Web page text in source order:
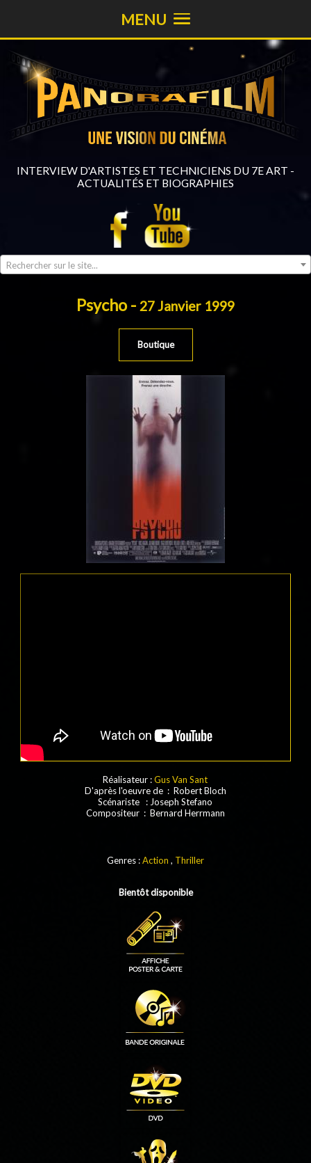
INTERVIEW D'ARTISTES ET TECHNICIENS DU 7E ART -
ACTUALITÉS ET BIOGRAPHIES
Rechercher sur le site...
MENU
Psycho - 27 Janvier 1999
Boutique
Réalisateur :Gus Van Sant
D'après l'oeuvre de : Robert Bloch
Scénariste : Joseph Stefano
Compositeur : Bernard Herrmann
Genres :Action , Thriller
Bientôt disponible